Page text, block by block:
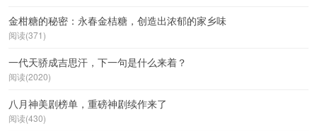
金柑糖的秘密：永春金桔糖，创造出浓郁的家乡味
阅读(371)
一代天骄成吉思汗，下一句是什么来着？
阅读(2020)
八月神美剧榜单，重磅神剧续作来了
阅读(430)